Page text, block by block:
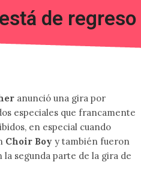
de regreso
anunció una gira por
especiales que francamente
en especial cuando
Choir Boy y también fueron
la segunda parte de la gira de